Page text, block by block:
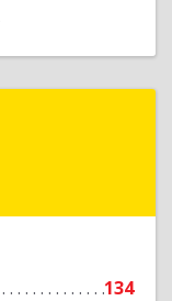
134